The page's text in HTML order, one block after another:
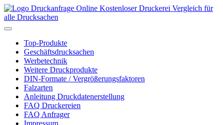
Kostenloser Druckerei Vergleich für
alle Drucksachen
Toggle
navigationTop-Produkte
Geschäftsdrucksachen
Werbetechnik
Weitere Druckprodukte
DIN-Formate / Vergrößerungsfaktoren
Falzarten
Anleitung Druckdatenerstellung
FAQ Druckereien
FAQ Anfrager
Impressum